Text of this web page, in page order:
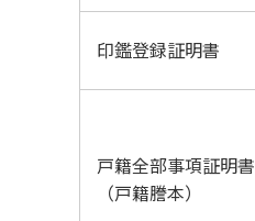
印鑑登録証明書
戸籍全部事項証明書
（戸籍謄本）